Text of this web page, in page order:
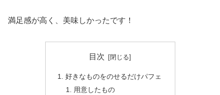
満足感が高く、美味しかったです！
目次
好きなものをのせるだけパフェ
用意したもの